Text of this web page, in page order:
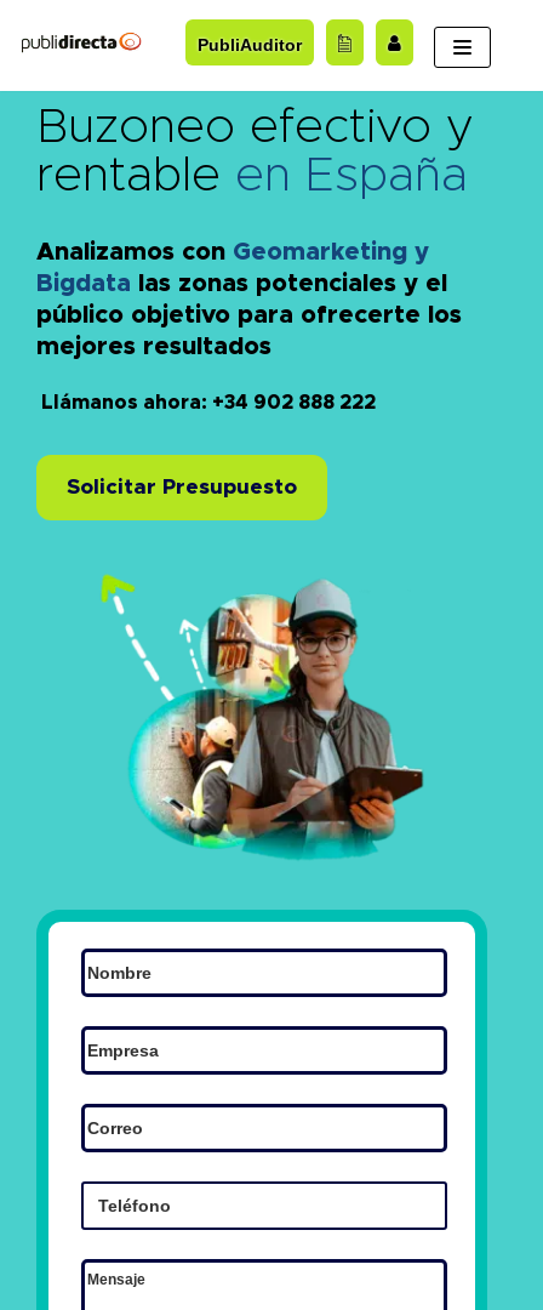
al
PubliAuditor
Buzoneo efectivo y
rentable en España
Analizamos con Geomarketing y
Bigdata las zonas potenciales y el
público objetivo para ofrecerte los
mejores resultados
Llámanos ahora: +34 902 888 222
Solicitar Presupuesto